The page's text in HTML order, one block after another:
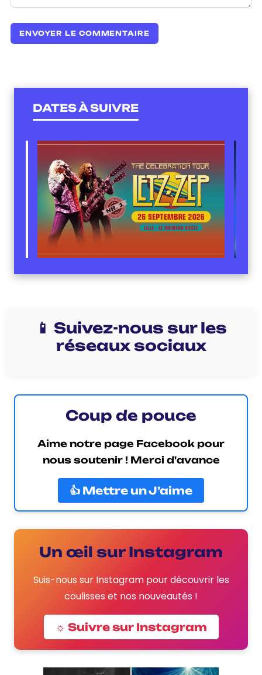
DATES À SUIVRE
📱 Suivez-nous sur les
réseaux sociaux
Coup de pouce
Aime notre page Facebook pour
nous soutenir ! Merci d'avance
👍 Mettre un J’aime
Un œil sur Instagram
Suis-nous sur Instagram pour découvrir les
coulisses et nos nouveautés !
☼ Suivre sur Instagram